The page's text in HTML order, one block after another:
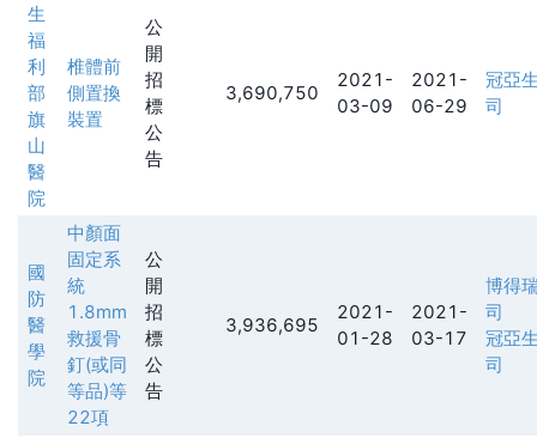
生
福
利
部
旗
山
醫
院
椎體前
側置換
裝置
公
開
招
標
公
告
3,690,750
2021-
03-09
2021-
06-29
冠亞
司
國
防
醫
學
院
中顏面
固定系
統
1.8mm
救援骨
釘(或同
等品)等
22項
公
開
招
標
公
告
3,936,695
2021-
01-28
2021-
03-17
博得
司
冠亞
司